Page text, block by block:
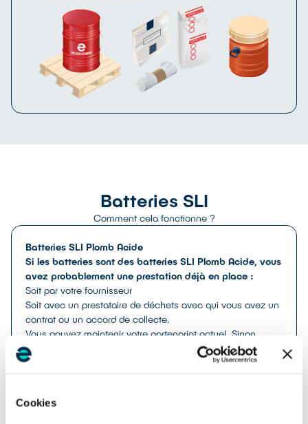
Cookies
Batteries SLI
Comment cela fonctionne ?
Batteries SLI Plomb Acide
Si les batteries sont des batteries SLI Plomb Acide, vous
avez probablement une prestation déjà en place :
Soit par votre fournisseur
Soit avec un prestataire de déchets avec qui vous avez un
contrat ou un accord de collecte.
Vous pouvez maintenir votre partenariat actuel. Sinon
contactez-nous par téléphone ou mail.
Si les batteries sont des batteries SLI Li-ion, vous devez